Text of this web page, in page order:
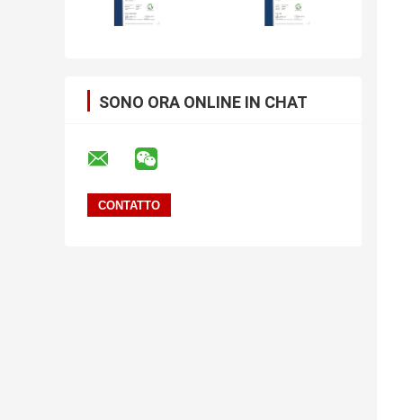
SONO ORA ONLINE IN CHAT